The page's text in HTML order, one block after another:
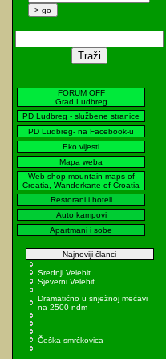
FORUM OFF
Grad Ludbreg
PD Ludbreg - službene stranice
PD Ludbreg- na Facebook-u
Eko vijesti
Mapa weba
Web shop mountain maps of
Croatia, Wanderkarte of Croatia
Restorani i hoteli
Auto kampovi
Apartmani i sobe
Najnoviji članci
Srednji Velebit
Sjeverni Velebit
Dramatično u snježnoj mećavi
na 2500 ndm
Češka smrčkovica